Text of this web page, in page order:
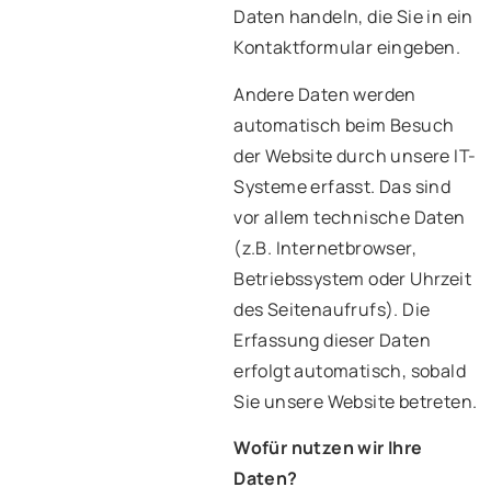
Daten handeln, die Sie in ein
Kontaktformular eingeben.
Andere Daten werden
automatisch beim Besuch
der Website durch unsere IT-
Systeme erfasst. Das sind
vor allem technische Daten
(z.B. Internetbrowser,
Betriebssystem oder Uhrzeit
des Seitenaufrufs). Die
Erfassung dieser Daten
erfolgt automatisch, sobald
Sie unsere Website betreten.
Wofür nutzen wir Ihre
Daten?